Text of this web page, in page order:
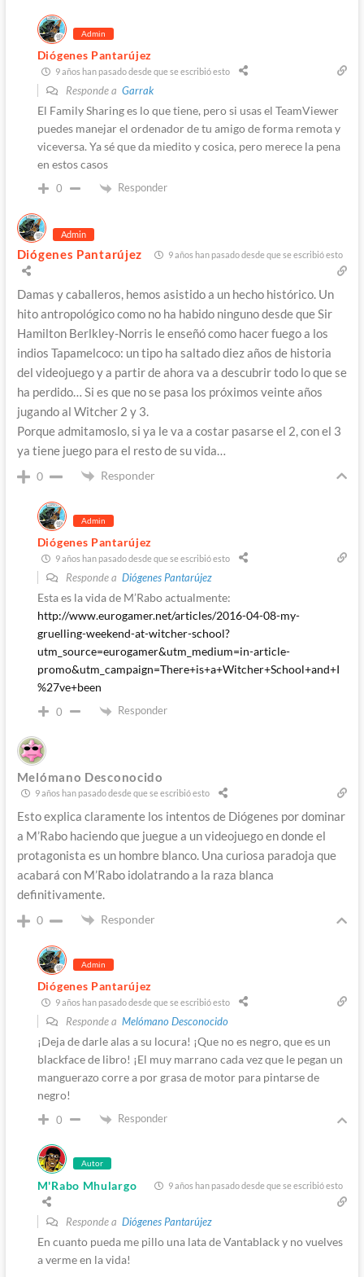
Admin
Diógenes Pantarújez
9 años han pasado desde que se escribió esto
Responde a Garrak
El Family Sharing es lo que tiene, pero si usas el TeamViewer
puedes manejar el ordenador de tu amigo de forma remota y
viceversa. Ya sé que da miedito y cosica, pero merece la pena
en estos casos
0 Responder
Admin
Diógenes Pantarújez 9 años han pasado desde que se escribió esto
Damas y caballeros, hemos asistido a un hecho histórico. Un
hito antropológico como no ha habido ninguno desde que Sir
Hamilton Berlkley-Norris le enseñó como hacer fuego a los
indios Tapamelcoco: un tipo ha saltado diez años de historia
del videojuego y a partir de ahora va a descubrir todo lo que se
ha perdido… Si es que no se pasa los próximos veinte años
jugando al Witcher 2 y 3.
Porque admitamoslo, si ya le va a costar pasarse el 2, con el 3
ya tiene juego para el resto de su vida…
0 Responder
Admin
Diógenes Pantarújez
9 años han pasado desde que se escribió esto
Responde a Diógenes Pantarújez
Esta es la vida de M’Rabo actualmente:
http://www.eurogamer.net/articles/2016-04-08-my-
gruelling-weekend-at-witcher-school?
utm_source=eurogamer&utm_medium=in-article-
promo&utm_campaign=There+is+a+Witcher+School+and+I
%27ve+been
0 Responder
Melómano Desconocido
9 años han pasado desde que se escribió esto
Esto explica claramente los intentos de Diógenes por dominar
a M’Rabo haciendo que juegue a un videojuego en donde el
protagonista es un hombre blanco. Una curiosa paradoja que
acabará con M’Rabo idolatrando a la raza blanca
definitivamente.
0 Responder
Admin
Diógenes Pantarújez
9 años han pasado desde que se escribió esto
Responde a Melómano Desconocido
¡Deja de darle alas a su locura! ¡Que no es negro, que es un
blackface de libro! ¡El muy marrano cada vez que le pegan un
manguerazo corre a por grasa de motor para pintarse de
negro!
0 Responder
Autor
M'Rabo Mhulargo 9 años han pasado desde que se escribió esto
Responde a Diógenes Pantarújez
En cuanto pueda me pillo una lata de Vantablack y no vuelves
a verme en la vida!